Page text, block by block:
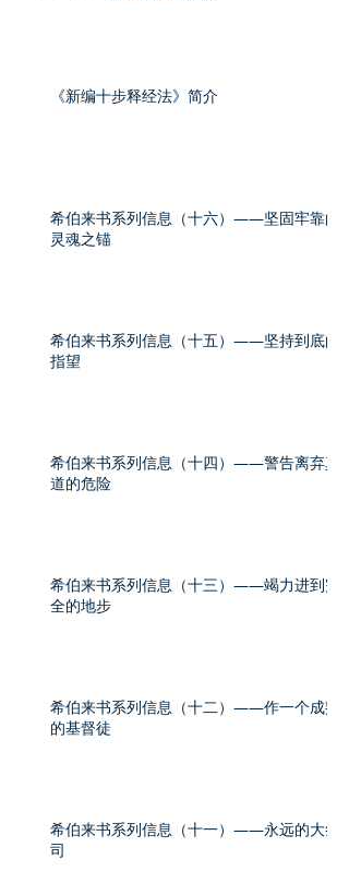
《新编十步释经法》简介
希伯来书系列信息（十六）——坚固牢靠的
灵魂之锚
希伯来书系列信息（十五）——坚持到底的
指望
希伯来书系列信息（十四）——警告离弃真
道的危险
希伯来书系列信息（十三）——竭力进到完
全的地步
希伯来书系列信息（十二）——作一个成熟
的基督徒
希伯来书系列信息（十一）——永远的大祭
司